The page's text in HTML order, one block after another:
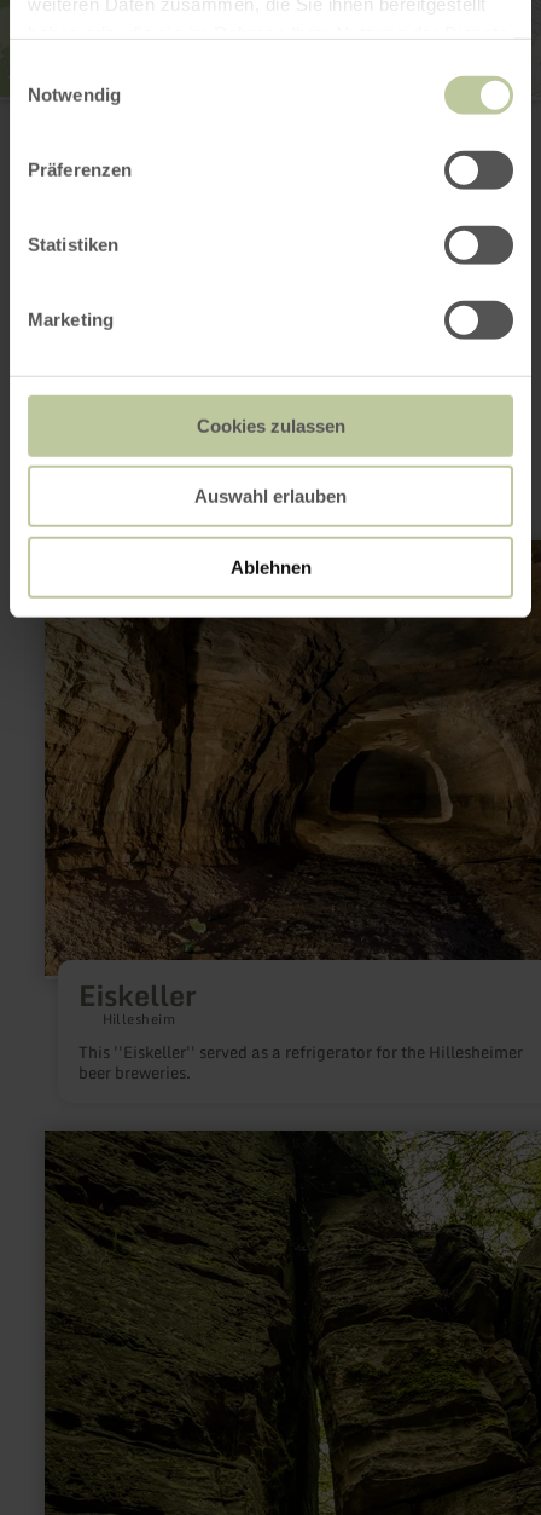
Notwendig
Präferenzen
Statistiken
Marketing
Cookies zulassen
Auswahl erlauben
Ablehnen
Stadtmodell von Bitburg
Website
Show on map
This might also be
interesting
Eiskeller
Hillesheim
This ''Eiskeller'' served as a refrigerator for the Hillesheimer
beer breweries.
learn
more
about:
Teufelsloch
(Devil's
hole)
near
Bollendorf